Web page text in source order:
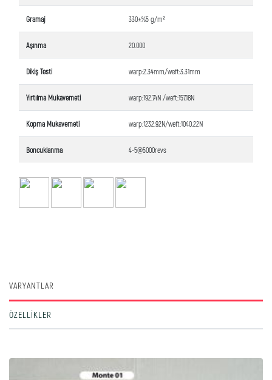
Gramaj 330±%5 g/m²
Aşınma 20.000
Dikiş Testi warp:2.34mm/weft:3.31mm
Yırtılma Mukavemeti warp:192.74N /weft:157.18N
Kopma Mukavemeti warp:1232.92N/weft:1040.22N
Boncuklanma 4-5@5000revs
VARYANTLAR
ÖZELLIKLER